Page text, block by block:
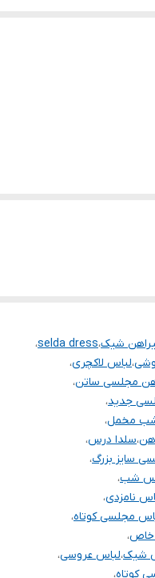
مدل دقت فرمائید همه
انتخاب دقت کنید چون این
تعویض سایز داریم
شیک،selda dress،
،لباس لاکچری،
مجلسی ساتن،
جدید،
مخمل،
،سلدا درس،
سایز بزرگ،
شب،
نامزدی،
مجلسی کوتاه،
خاص،
شیک،لباس عروسی،
کوتاه،